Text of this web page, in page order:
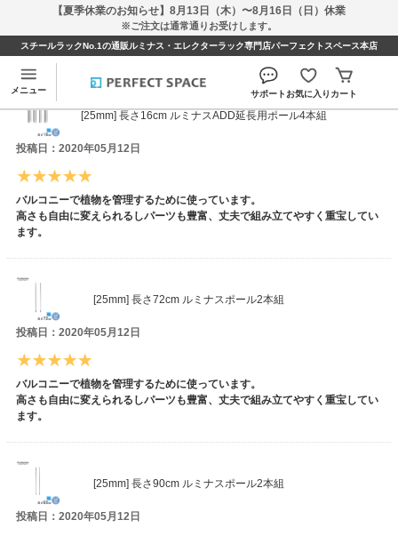
【夏季休業のお知らせ】8月13日（木）〜8月16日（日）休業
※ご注文は通常通りお受けします。
スチールラックNo.1の通販ルミナス・エレクターラック専門店パーフェクトスペース本店
メニュー サポートお気に入り カート
さちさんのレビュー
[25mm] 長さ16cm ルミナスADD延長用ポール4本組
投稿日：2020年05月12日
バルコニーで植物を管理するために使っています。
高さも自由に変えられるしパーツも豊富、丈夫で組み立てやすく重宝してい
ます。
[25mm] 長さ72cm ルミナスポール2本組
投稿日：2020年05月12日
バルコニーで植物を管理するために使っています。
高さも自由に変えられるしパーツも豊富、丈夫で組み立てやすく重宝してい
ます。
[25mm] 長さ90cm ルミナスポール2本組
投稿日：2020年05月12日